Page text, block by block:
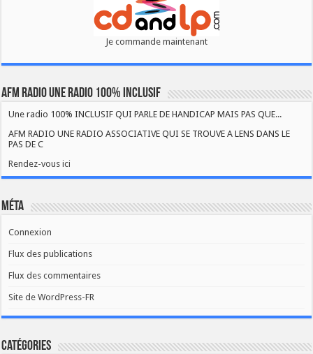
Je commande maintenant
AFM RADIO UNE RADIO 100% INCLUSIF
Une radio 100% INCLUSIF QUI PARLE DE HANDICAP MAIS PAS QUE...
AFM RADIO UNE RADIO ASSOCIATIVE QUI SE TROUVE A LENS DANS LE
PAS DE C
Rendez-vous ici
Méta
Connexion
Flux des publications
Flux des commentaires
Site de WordPress-FR
Catégories